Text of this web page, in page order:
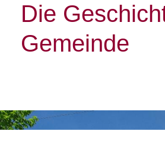
Die
Gemeinde